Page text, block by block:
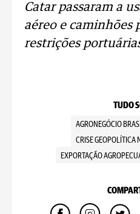
Catar passaram a
aéreo e caminhões
restrições
TUDO
AGRONEGÓCIO
CRISE GEOPOLÍTICA
EXPORTAÇÃO